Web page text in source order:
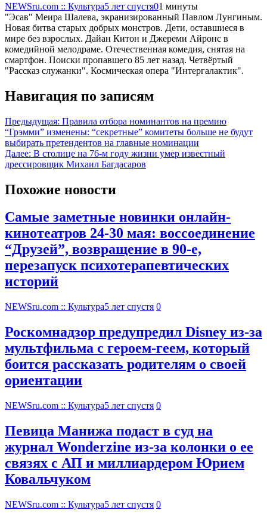
NEWSru.com :: Культура5 лет спустя01 минуты
"Эсав" Меира Шалева, экранизированный Павлом Лунгиным.
Новая битва старых добрых монстров. Дети, оставшиеся в
мире без взрослых. Дайан Китон и Джереми Айронс в
комедийной мелодраме. Отечественная комедия, снятая на
смартфон. Поиски пропавшего 85 лет назад. Четвёртый
"Рассказ служанки". Космическая опера "Интергалактик".
Навигация по записям
Предыдущая: Правила отбора номинантов на премию
“Грэмми” изменены: “секретные” комитеты больше не будут
выбирать претендентов на главные номинации
Далее: В столице на 76-м году жизни умер известный
дрессировщик Михаил Багдасаров
Похожие новости
Самые заметные новинки онлайн-
кинотеатров 24-30 мая: воссоединение
“Друзей”, возвращение в 90-е,
перезапуск психотерапевтических
историй
NEWSru.com :: Культура5 лет спустя 0
Роскомнадзор предупредил Disney из-за
мультфильма c героем-геем, который
боится рассказать родителям о своей
ориентации
NEWSru.com :: Культура5 лет спустя 0
Певица Манижа подаст в суд на
журнал Wonderzine из-за колонки о ее
связях с АП и миллиардером Юрием
Ковальчуком
NEWSru.com :: Культура5 лет спустя 0